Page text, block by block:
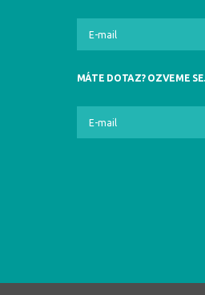
MÁTE DOTAZ? OZVEME